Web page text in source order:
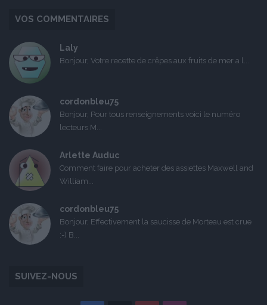
VOS COMMENTAIRES
Laly
Bonjour, Votre recette de crêpes aux fruits de mer a l...
cordonbleu75
Bonjour, Pour tous renseignements voici le numéro
lecteurs M...
Arlette Auduc
Comment faire pour acheter des assiettes Maxwell and
William...
cordonbleu75
Bonjour, Effectivement la saucisse de Morteau est crue
:-) B...
SUIVEZ-NOUS